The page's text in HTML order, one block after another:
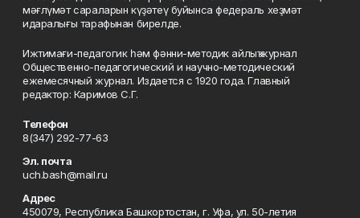
мәғлүмәт сараларын күҙәтеү буйынса федераль хеҙмәт
идаралығы тарафынан бирелде.
Ижтимағи-педагогик һәм фәнни-методик айлыҡ журнал
Общественно-педагогический и научно-методический
ежемесячный журнал. Издается с 1920 года. Главный
редактор: Каримов С.Г.
Телефон
8(347) 292-77-63
Эл. почта
uch.bash@mail.ru
Адрес
450079, Республика Башкортостан, г. Уфа, ул. 50-летия